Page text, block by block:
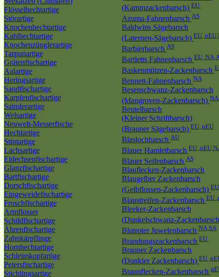
Flösselhechtartige
Störartige
Knochenhechtartige
Kahlhechtartige
Knochenzünglerartige
Tarpunartige
Grätenfischartige
Aalartige
Heringsartige
Sandfischartige
Karpfenfischartige
Salmlerartige
Welsartige
Neuwelt-Messerfische
Hechtartige
Stintartige
Lachsartige
Eidechsenfischartige
Glanzfischartige
Bartfischartige
Dorschfischartige
Eingeweidefischartige
Froschfischartige
Armflosser
Schildfischartige
Ährenfischartige
Zahnkärpflinge
Hornhechtartige
Schleimkopfartige
Petersfischartige
Stichlingsartige
(Kammzackenbarsch) EU
Azuma-Fahnenbarsch AS
Baldwins Sägebarsch
(Laternen-Sägebarsch) EU
Barbierbarsch AS
Bartletts Fahnenbarsch EU
Baskenmützen-Zackenbarsch
Bennett-Fahnenbarsch NA
Besenschwanz-Zackenbarsch
(Mangroven-Zackenbarsch) NA
Beutelbarsch
(Kleiner Schriftbarsch)
(Brauner Sägebarsch) EU ,nEU
Blaslochbarsch AU
Blauer Hamletbarsch EU
Blauer Seifenbarsch AS
Blauflecken-Zackenbarsch
Blaugelber Zackenbarsch
(Gelbflossen-Zackenbarsch)
Blaustreifen-Zackenbarsch EU
Bleeker-Zackenbarsch
(Dunkelschwanz-
Blutroter Juwelenbarsch NA,SA
Brandungszackenbarsch EU
Brauner Zackenbarsch
(Dunkler Zackenbarsch) EU
Braunflecken-Zackenbarsch